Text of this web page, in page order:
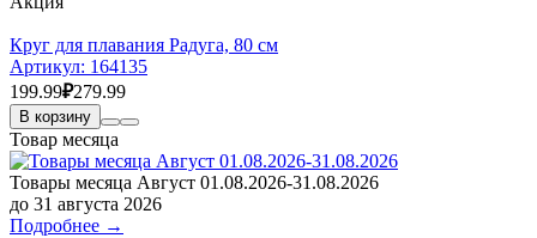
Круг для плавания Радуга, 80 см
Артикул: 164135
199.99₽279.99
В корзину
Товар месяца
Товары месяца Август 01.08.2026-31.08.2026
до 31 августа 2026
Подробнее →